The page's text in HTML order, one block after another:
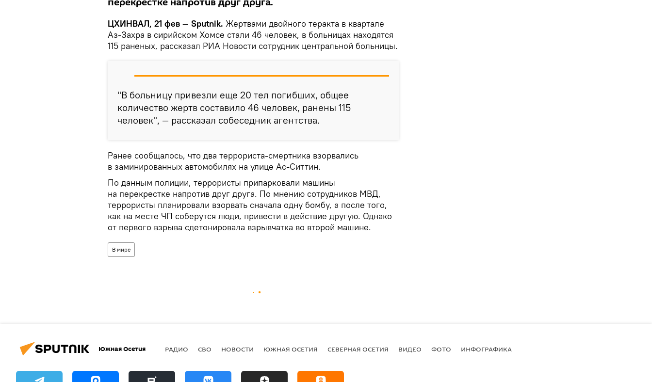
ЦХИНВАЛ, 21 фев — Sputnik. Жертвами двойного теракта в квартале
Аз-Захра в сирийском Хомсе стали 46 человек, в больницах находятся
115 раненых, рассказал РИА Новости сотрудник центральной больницы.
"В больницу привезли еще 20 тел погибших, общее
количество жертв составило 46 человек, ранены 115
человек", — рассказал собеседник агентства.
Ранее сообщалось, что два террориста-смертника взорвались
в заминированных автомобилях на улице Ас-Ситтин.
По данным полиции, террористы припарковали машины
на перекрестке напротив друг друга. По мнению сотрудников МВД,
террористы планировали взорвать сначала одну бомбу, а после того,
как на месте ЧП соберутся люди, привести в действие другую. Однако
от первого взрыва сдетонировала взрывчатка во второй машине.
В мире
Южная Осетия РАДИО СВО НОВОСТИ ЮЖНАЯ ОСЕТИЯ СЕВЕРНАЯ ОСЕТИЯ ВИДЕО ФОТО ИНФОГРАФИКА